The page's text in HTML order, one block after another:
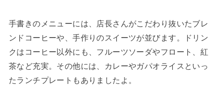
手書きのメニューには、店長さんがこだわり抜いたブレ
ンドコーヒーや、手作りのスイーツが並びます。ドリン
クはコーヒー以外にも、フルーツソーダやフロート、紅
茶など充実。その他には、カレーやガパオライスといっ
たランチプレートもありましたよ。